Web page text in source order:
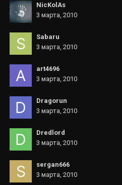
NicKolAs
3 марта, 2010
Sabaru
3 марта, 2010
art4696
3 марта, 2010
Dragorun
3 марта, 2010
Dredlord
3 марта, 2010
sergan666
3 марта, 2010